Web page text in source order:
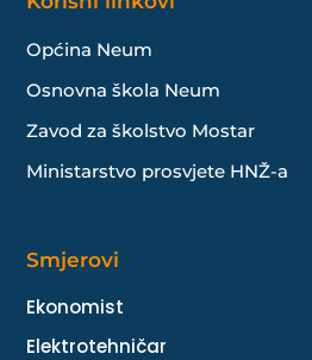
Općina Neum
Osnovna škola Neum
Zavod za školstvo Mostar
Ministarstvo prosvjete HNŽ-a
Smjerovi
Ekonomist
Elektrotehničar